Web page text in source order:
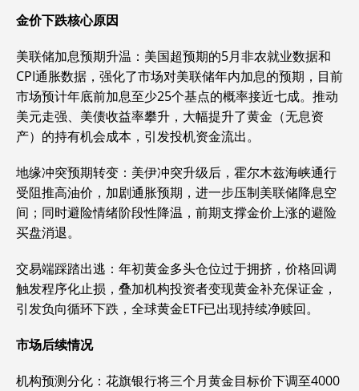
金价下跌核心原因
‌美联储加息预期升温‌：美国超预期的5月非农就业数据和
CPI通胀数据，强化了市场对美联储年内加息的预期，目前
市场预计年底前加息至少25个基点的概率接近七成。推动
美元走强、美债收益率攀升，大幅提升了黄金（无息资
产）的持有机会成本，引发投机资金流出。
‌地缘冲突预期转变‌：美伊冲突升级后，霍尔木兹海峡通行
受阻推高油价，加剧通胀预期，进一步压制美联储降息空
间；同时避险情绪阶段性降温，前期支撑金价上涨的避险
买盘消退。
‌交易端踩踏出逃‌：年初黄金多头仓位过于拥挤，价格回调
触发程序化止损，叠加机构投资者变现黄金补充保证金，
引发负向循环下跌，全球黄金ETF已出现持续净赎回。
市场后续情况
‌机构预测分化‌：花旗银行将三个月黄金目标价下调至4000